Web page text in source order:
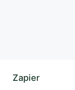
Zapier